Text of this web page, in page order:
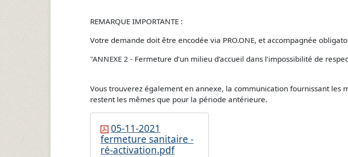
REMARQUE IMPORTANTE :
Votre demande doit être encodée via PRO.ONE, et accompagnée
"ANNEXE 2 - Fermeture d’un milieu d’accueil dans l’impossibilité de
Vous trouverez également en annexe, la communication fournissant les
restent les mêmes que pour la période antérieure.
05-11-2021
fermeture sanitaire -
ré-activation.pdf